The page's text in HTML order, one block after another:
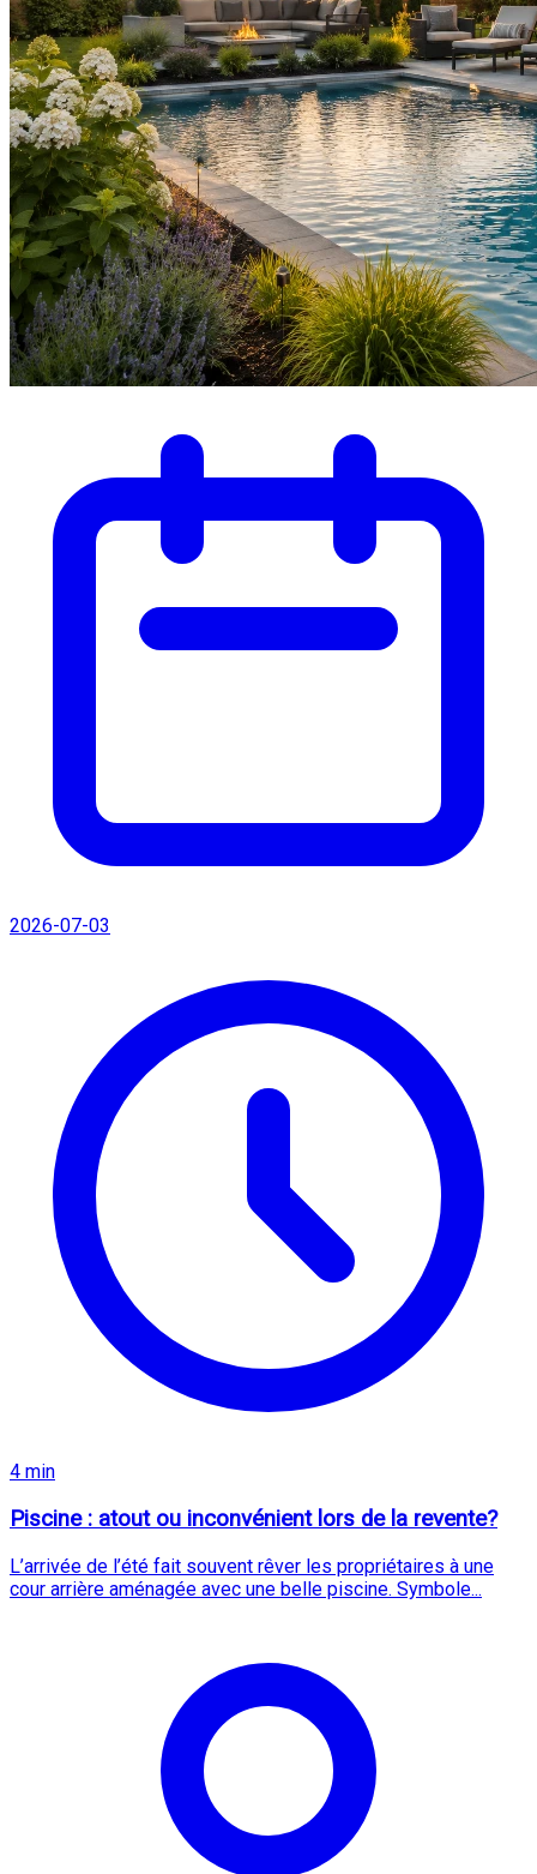
2026-07-03
4 min
Piscine : atout ou inconvénient lors de la revente?
L’arrivée de l’été fait souvent rêver les propriétaires à une
cour arrière aménagée avec une belle piscine. Symbole...